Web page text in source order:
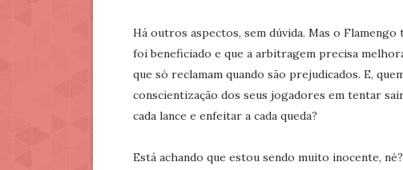
Há outros aspectos, sem dúvida. Mas o
foi beneficiado e que a arbitragem precisa
que só reclamam quando são prejudicados. E,
conscientização dos seus jogadores em tentar
cada lance e enfeitar a cada queda?
Está achando que estou sendo muito inocente,